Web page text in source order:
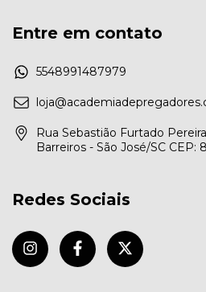
Entre em contato
5548991487979
Rua Sebastião Furtado
Barreiros - São José/SC CEP:
Redes Sociais